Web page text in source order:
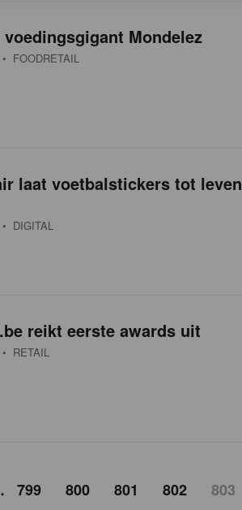
Mondelez
• FOODRETAIL
laat voetbalstickers tot leven
• DIGITAL
reikt eerste awards uit
• RETAIL
799 800 801 802 803